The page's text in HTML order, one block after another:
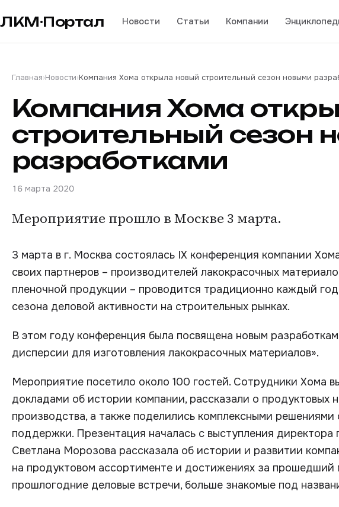
ЛКМ·Портал Новости Статьи Компании
Главная›Новости›Компания Хома открыла новый строительный сезон новыми
Компания Хома
строительный сезон
разработками
16 марта 2020
Мероприятие прошло в Москве 3 марта.
3 марта в г. Москва состоялась IX конференция компании
своих партнеров – производителей лакокрасочных
пленочной продукции – проводится традиционно каждый
сезона деловой активности на строительных рынках.
В этом году конференция была посвящена новым
дисперсии для изготовления лакокрасочных материалов».
Мероприятие посетило около 100 гостей. Сотрудники Хома
докладами об истории компании, рассказали о продуктовых
производства, а также поделились комплексными решениями
поддержки. Презентация началась с выступления
Светлана Морозова рассказала об истории и развитии
на продуктовом ассортименте и достижениях за прошедший
прошлогодние деловые встречи, больше знакомые под